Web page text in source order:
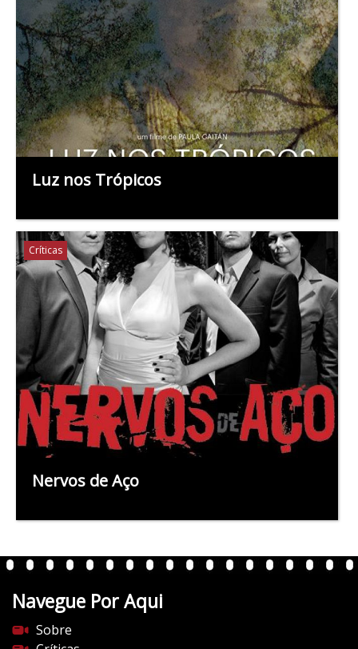
Luz nos Trópicos
Críticas
Nervos de Aço
Navegue Por Aqui
Sobre